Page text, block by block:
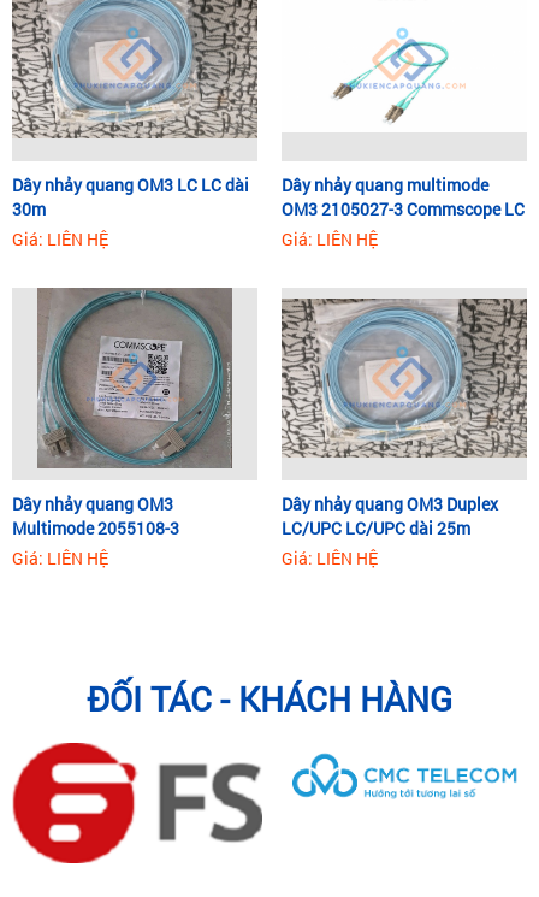
Dây nhảy quang OM3 LC LC dài
30m
Giá: LIÊN HỆ
Dây nhảy quang multimode
OM3 2105027-3 Commscope LC
LC dài 3m
Giá: LIÊN HỆ
Dây nhảy quang OM3
Multimode 2055108-3
Commscope
Giá: LIÊN HỆ
Dây nhảy quang OM3 Duplex
LC/UPC LC/UPC dài 25m
Giá: LIÊN HỆ
ĐỐI TÁC - KHÁCH HÀNG